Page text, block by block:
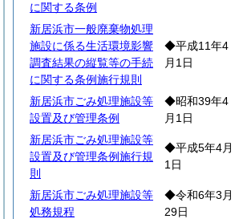
に関する条例
新居浜市一般廃棄物処理
施設に係る生活環境影響
調査結果の縦覧等の手続
に関する条例施行規則
◆平成11年4
月1日
新居浜市ごみ処理施設等
設置及び管理条例
◆昭和39年4
月1日
新居浜市ごみ処理施設等
設置及び管理条例施行規
則
◆平成5年4月
1日
新居浜市ごみ処理施設等
処務規程
◆令和6年3月
29日